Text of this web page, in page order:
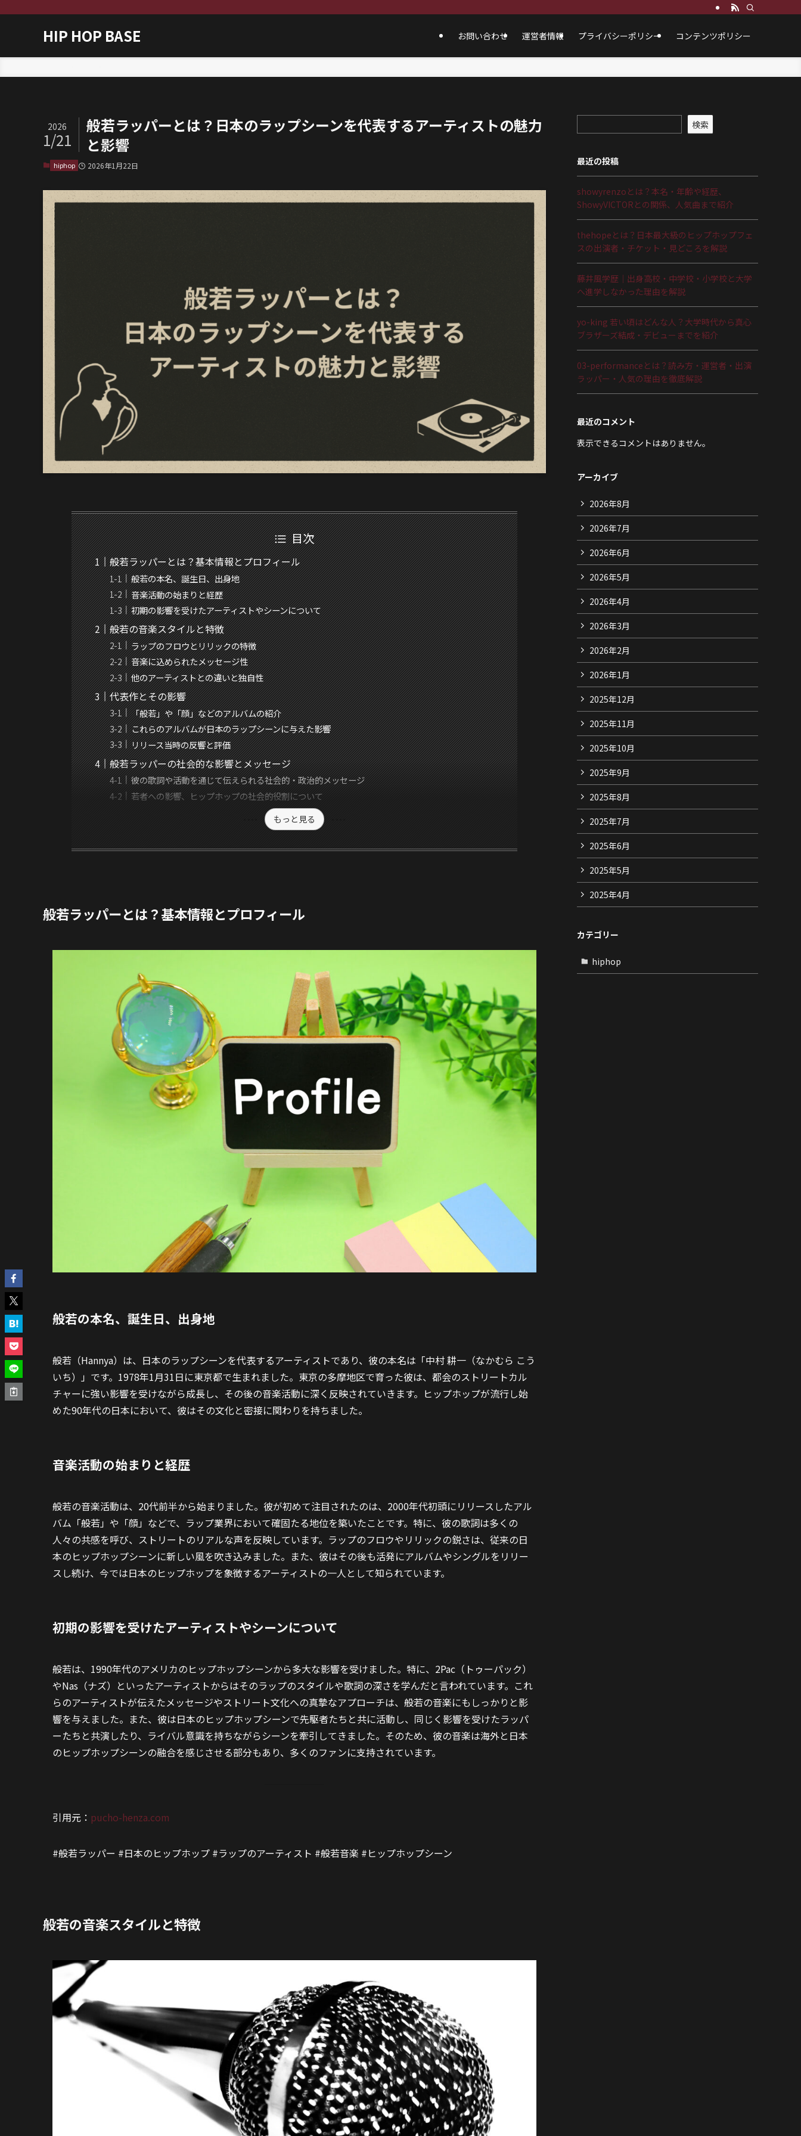
HIP HOP BASE お問い合わせ 運営者情報 プライバシーポリシー コンテンツポリシー
般若ラッパーとは？日本のラップシーンを代表するアーティストの魅力
と影響
2026
1/21
hiphop 2026年1月22日
目次
般若ラッパーとは？基本情報とプロフィール
般若の本名、誕生日、出身地
音楽活動の始まりと経歴
初期の影響を受けたアーティストやシーンについて
般若の音楽スタイルと特徴
ラップのフロウとリリックの特徴
音楽に込められたメッセージ性
他のアーティストとの違いと独自性
代表作とその影響
「般若」や「顔」などのアルバムの紹介
これらのアルバムが日本のラップシーンに与えた影響
リリース当時の反響と評価
般若ラッパーの社会的な影響とメッセージ
彼の歌詞や活動を通じて伝えられる社会的・政治的メッセージ
若者への影響、ヒップホップの社会的役割について
もっと見る
般若ラッパーとは？基本情報とプロフィール
般若の本名、誕生日、出身地
般若（Hannya）は、日本のラップシーンを代表するアーティストであり、彼の本名は「中村 耕一（なかむら こう
いち）」です。1978年1月31日に東京都で生まれました。東京の多摩地区で育った彼は、都会のストリートカル
チャーに強い影響を受けながら成長し、その後の音楽活動に深く反映されていきます。ヒップホップが流行し始
めた90年代の日本において、彼はその文化と密接に関わりを持ちました。
音楽活動の始まりと経歴
般若の音楽活動は、20代前半から始まりました。彼が初めて注目されたのは、2000年代初頭にリリースしたアル
バム「般若」や「顔」などで、ラップ業界において確固たる地位を築いたことです。特に、彼の歌詞は多くの
人々の共感を呼び、ストリートのリアルな声を反映しています。ラップのフロウやリリックの鋭さは、従来の日
本のヒップホップシーンに新しい風を吹き込みました。また、彼はその後も活発にアルバムやシングルをリリー
スし続け、今では日本のヒップホップを象徴するアーティストの一人として知られています。
初期の影響を受けたアーティストやシーンについて
般若は、1990年代のアメリカのヒップホップシーンから多大な影響を受けました。特に、2Pac（トゥーパック）
やNas（ナズ）といったアーティストからはそのラップのスタイルや歌詞の深さを学んだと言われています。これ
らのアーティストが伝えたメッセージやストリート文化への真摯なアプローチは、般若の音楽にもしっかりと影
響を与えました。また、彼は日本のヒップホップシーンで先駆者たちと共に活動し、同じく影響を受けたラッパ
ーたちと共演したり、ライバル意識を持ちながらシーンを牽引してきました。そのため、彼の音楽は海外と日本
のヒップホップシーンの融合を感じさせる部分もあり、多くのファンに支持されています。
引用元： pucho-henza.com
#般若ラッパー #日本のヒップホップ #ラップのアーティスト #般若音楽 #ヒップホップシーン
般若の音楽スタイルと特徴
検索
最近の投稿
showyrenzoとは？本名・年齢や経歴、
ShowyVICTORとの関係、人気曲まで紹介
thehopeとは？日本最大級のヒップホップフェ
スの出演者・チケット・見どころを解説
藤井風学歴｜出身高校・中学校・小学校と大学
へ進学しなかった理由を解説
yo-king 若い頃はどんな人？大学時代から真心
ブラザーズ結成・デビューまでを紹介
03-performanceとは？読み方・運営者・出演
ラッパー・人気の理由を徹底解説
最近のコメント
表示できるコメントはありません。
アーカイブ
2026年8月
2026年7月
2026年6月
2026年5月
2026年4月
2026年3月
2026年2月
2026年1月
2025年12月
2025年11月
2025年10月
2025年9月
2025年8月
2025年7月
2025年6月
2025年5月
2025年4月
カテゴリー
hiphop